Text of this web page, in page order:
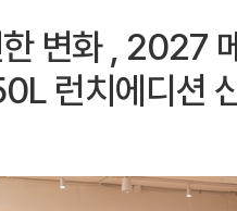
변화 , 2027
런치에디션